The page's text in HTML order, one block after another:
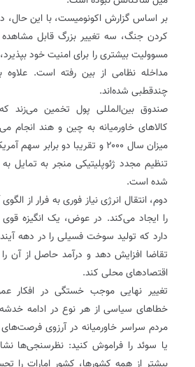
بر اساس گزارش اکونومیست، با این حال،
کردن جنگ، سه تغییر بزرگ قابل
مسوولیت بیشتری را برای امنیت خود بپذیرد،
مداخله نظامی از بین رفته است. علاوه
چندقطبی شده‌اند.
کالاهای خاورمیانه به چین و هند انجام
میزان سال ۲۰۰۰ و تقریبا دو برابر
تنظیم مجدد ژئوپلیتیکی منجر به تمایل
شده است.
دوم، انتقال انرژی نیاز فوری به فرار از
را ایجاد می‌کند. در عوض، یک انگیزه
دارد که تولید سوخت فسیلی را در دهه
تقاضا افزایش دهد و درآمد حاصل از آن
اقتصادهای محلی کند.
تغییر نهایی موجب خستگی در افکار
خطاهای سیاسی از هر نوع در ادامه
مردم سراسر خاورمیانه در آرزوی
یا سوئد را فراموش کنید: نظرسنجی‌ها